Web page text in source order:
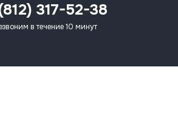
317-52-38
в течение 10 минут